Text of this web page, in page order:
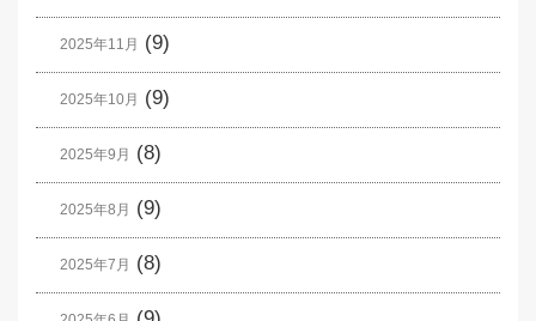
2025年11月 (9)
2025年10月 (9)
2025年9月 (8)
2025年8月 (9)
2025年7月 (8)